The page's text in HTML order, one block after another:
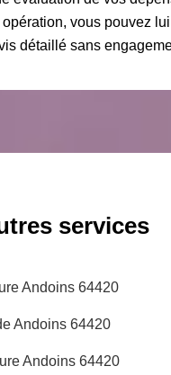
opération, vous pouvez lui
détaillé sans
services
Andoins 64420
Andoins 64420
Andoins 64420